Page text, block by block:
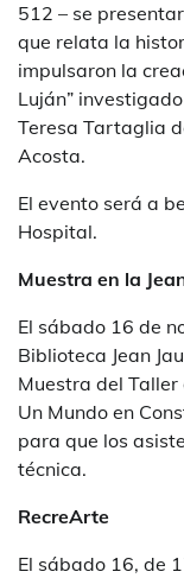
512 – se
que relata la
impulsaron la
Luján”
Teresa Tartaglia
Acosta.
El evento será a
Hospital.
Muestra en la
El sábado 16 de
Biblioteca Jean
Muestra del
Un Mundo en
para que los
técnica.
RecreArte
El sábado 16, de